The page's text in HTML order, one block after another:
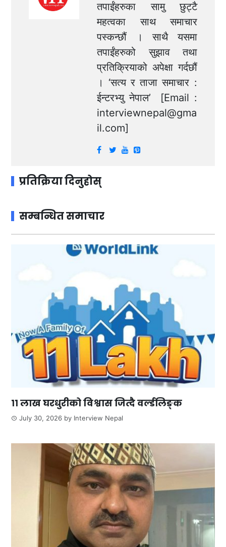
तपाईंहरुका सामु छुट्टै
महत्वका साथ समाचार
पस्कन्छौं । साथै यसमा
तपाईंहरुको सुझाव तथा
प्रतिक्रियाको अपेक्षा गर्दछौं
। ‘सत्य र ताजा समाचार :
ईन्टरभ्यु नेपाल’ [Email :
interviewnepal@gma
il.com]
प्रतिक्रिया दिनुहोस्
सम्बन्धित समाचार
११ लाख घरधुरीको विश्वास जित्दै वर्ल्डलिङ्क
July 30, 2026 by Interview Nepal